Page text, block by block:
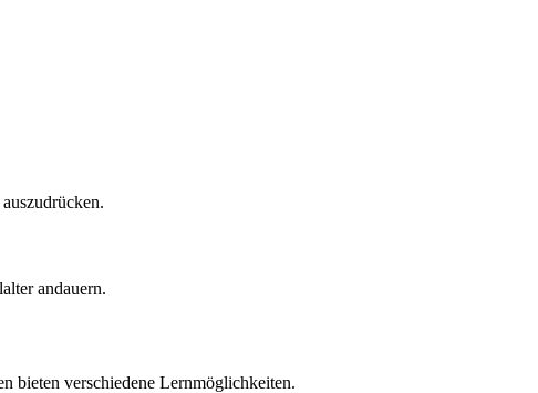
andauern.
bieten verschiedene Lernmöglichkeiten.